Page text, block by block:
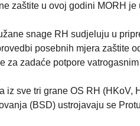
zaštite u ovoj godini MORH
snage RH sudjeluju u
posebnih mjera zaštite
za zadaće potpore
iz sve tri grane OS RH (HKoV,
(BSD) ustrojavaju se